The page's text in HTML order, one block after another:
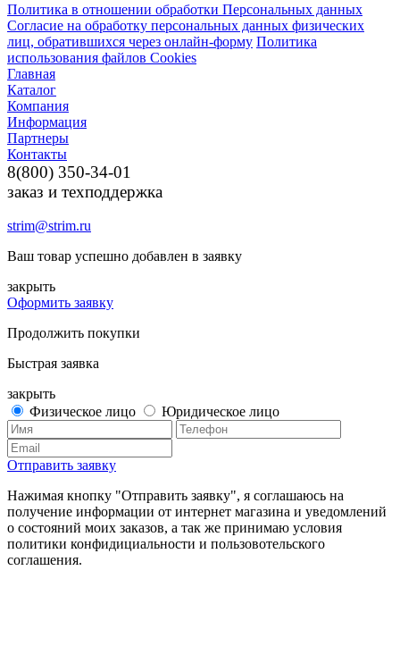
Политика в отношении обработки Персональных данных
Согласие на обработку персональных данных физических
лиц, обратившихся через онлайн-форму Политика
использования файлов Cookies
Главная
Каталог
Компания
Информация
Партнеры
Контакты
8(800) 350-34-01
заказ и техподдержка
strim@strim.ru
Ваш товар успешно добавлен в заявку
закрыть
Оформить заявку
Продолжить покупки
Быстрая заявка
закрыть
Физическое лицо
Юридическое лицо
Отправить заявку
Нажимая кнопку "Отправить заявку", я соглашаюсь на
получение информации от интернет магазина и уведомлений
о состояний моих заказов, а так же принимаю условия
политики конфидициальности и пользовотельского
соглашения.